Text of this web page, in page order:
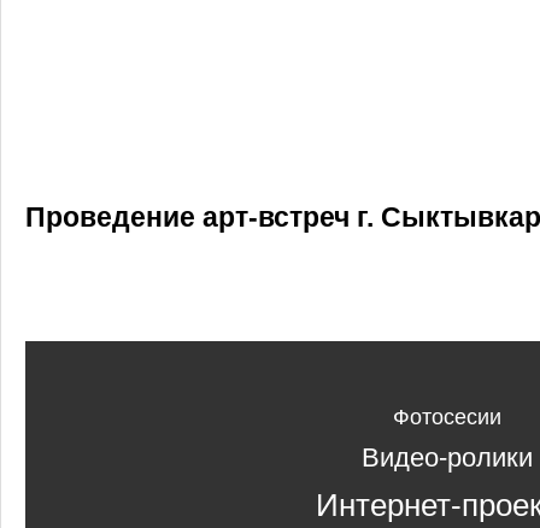
Проведение арт-встреч г. Сыктывкар
Фотосесии
Видео-ролики
Интернет-